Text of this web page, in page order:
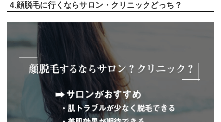
4.顔脱毛に行くならサロン・クリニックどっち？